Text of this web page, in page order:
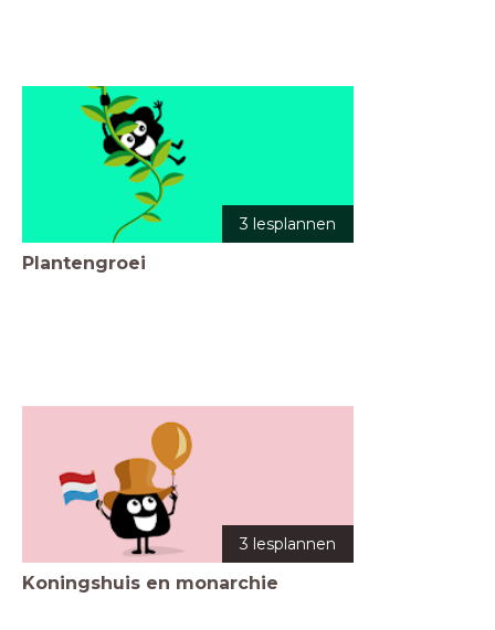
3 lesplannen
Plantengroei
3 lesplannen
Koningshuis en monarchie